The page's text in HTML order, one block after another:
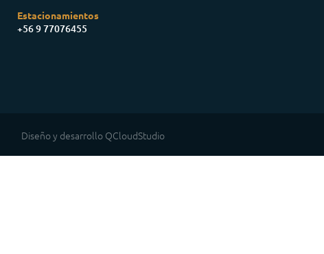
Estacionamientos
+56 9 77076455
Diseño y desarrollo QCloudStudio